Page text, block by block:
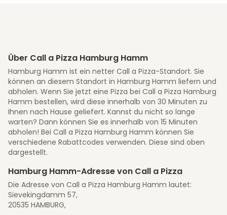
Über Call a Pizza Hamburg Hamm
Hamburg Hamm ist ein netter Call a Pizza-Standort. Sie
können an diesem Standort in Hamburg Hamm liefern und
abholen. Wenn Sie jetzt eine Pizza bei Call a Pizza Hamburg
Hamm bestellen, wird diese innerhalb von 30 Minuten zu
Ihnen nach Hause geliefert. Kannst du nicht so lange
warten? Dann können Sie es innerhalb von 15 Minuten
abholen! Bei Call a Pizza Hamburg Hamm können Sie
verschiedene Rabattcodes verwenden. Diese sind oben
dargestellt.
Hamburg Hamm-Adresse von Call a Pizza
Die Adresse von Call a Pizza Hamburg Hamm lautet:
Sievekingdamm 57,
20535 HAMBURG,